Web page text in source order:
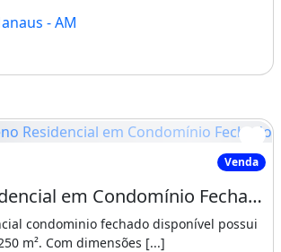
- AM
Residencial em Condomínio Fechado
Venda
Terreno Residencial em Condomínio Fechado Ponta Negra
condominio fechado disponível possui
m². Com dimensões [...]